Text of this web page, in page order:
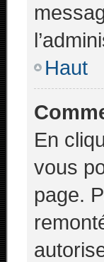
Haut
En
vous
page.